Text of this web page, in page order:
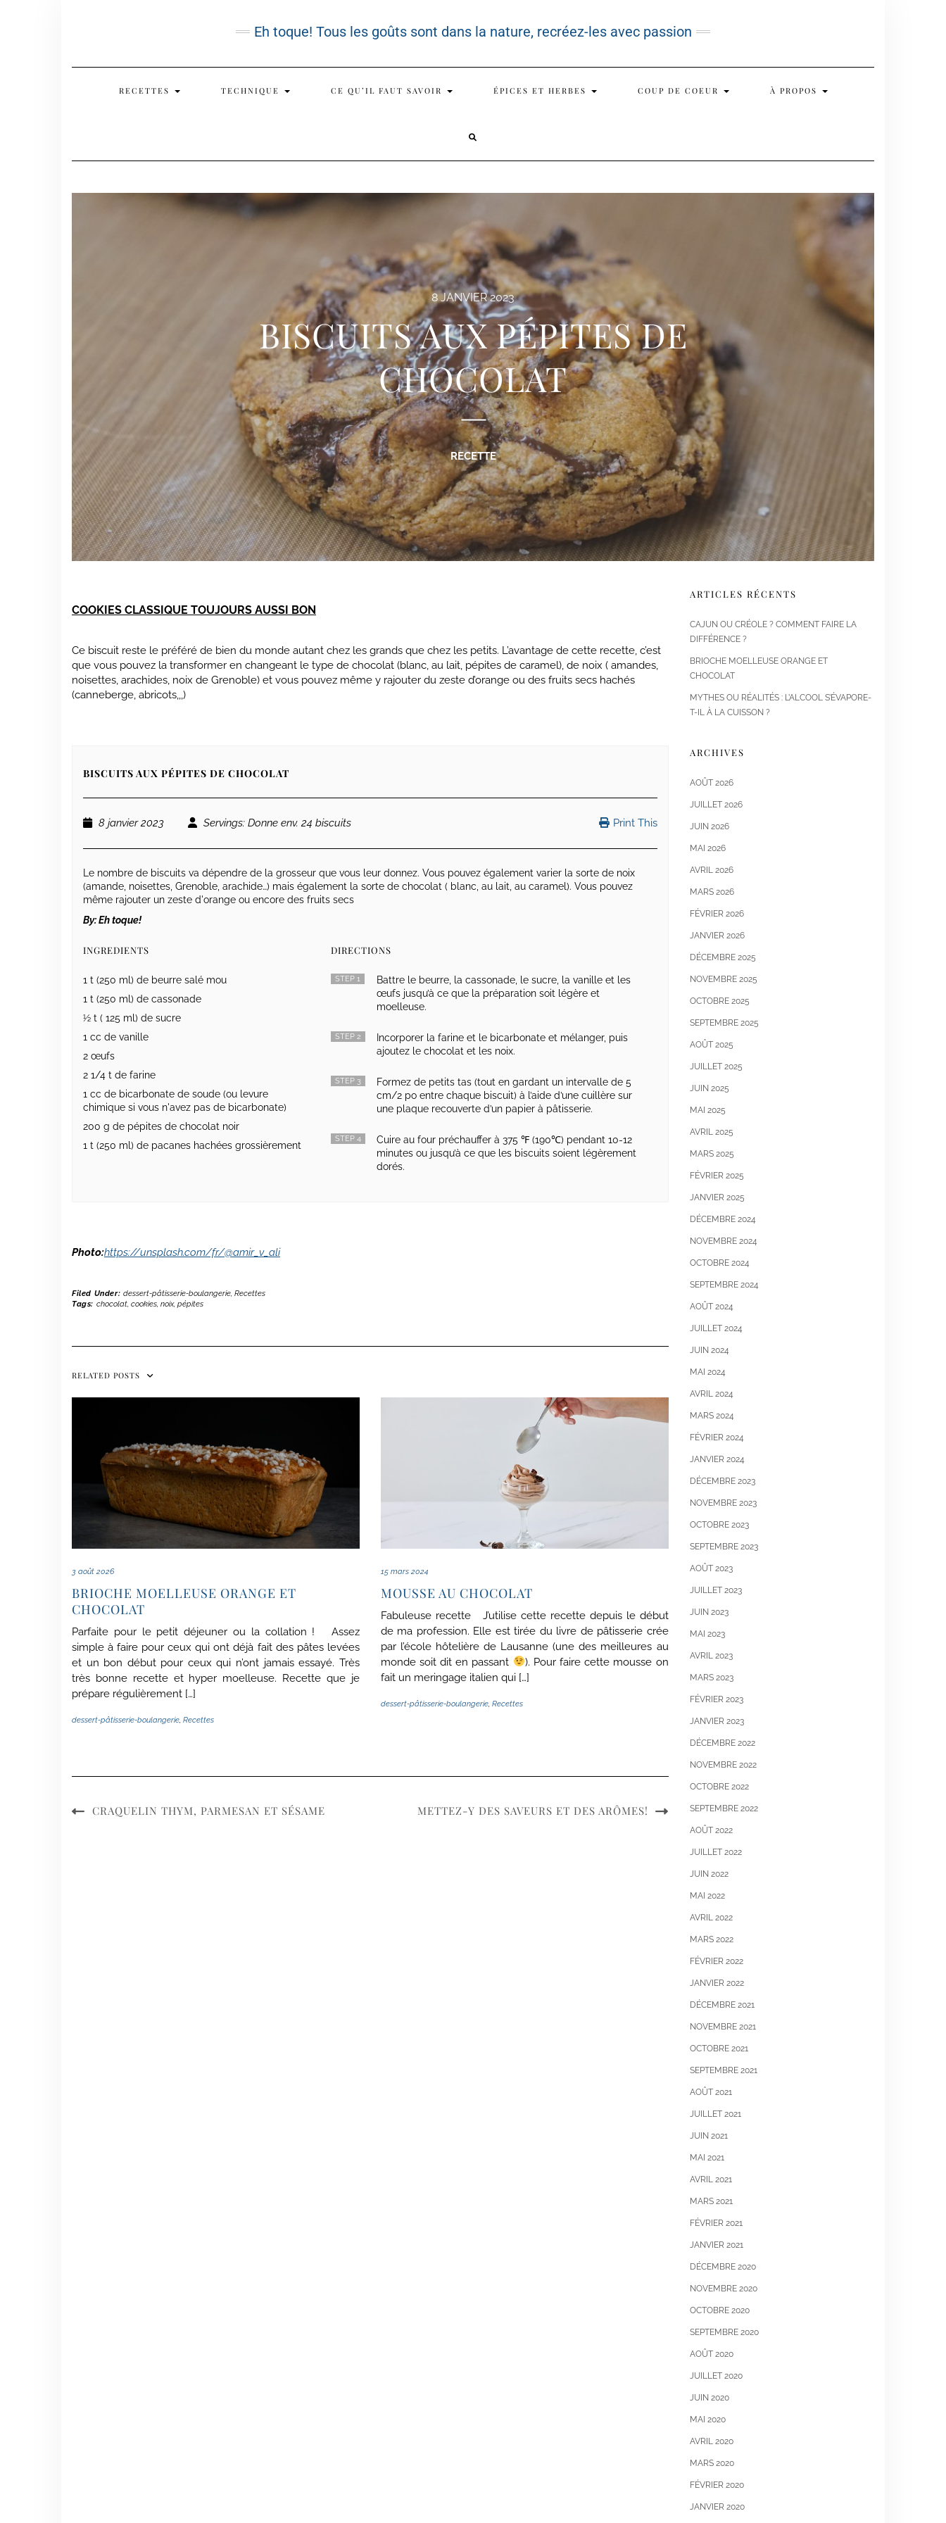
Eh toque! Tous les goûts sont dans la nature, recréez-les avec passion
RECETTES TECHNIQUE CE QU’IL FAUT SAVOIR ÉPICES ET HERBES COUP DE COEUR À PROPOS
8 JANVIER 2023
BISCUITS AUX PÉPITES DE
CHOCOLAT
RECETTE
COOKIES CLASSIQUE TOUJOURS AUSSI BON
Ce biscuit reste le préféré de bien du monde autant chez les grands que chez les petits. L’avantage de cette recette, c’est
que vous pouvez la transformer en changeant le type de chocolat (blanc, au lait, pépites de caramel), de noix ( amandes,
noisettes, arachides, noix de Grenoble) et vous pouvez même y rajouter du zeste d’orange ou des fruits secs hachés
(canneberge, abricots,,,)
BISCUITS AUX PÉPITES DE CHOCOLAT
8 janvier 2023 Servings: Donne env. 24 biscuits Print This
Le nombre de biscuits va dépendre de la grosseur que vous leur donnez. Vous pouvez également varier la sorte de noix
(amande, noisettes, Grenoble, arachide…) mais également la sorte de chocolat ( blanc, au lait, au caramel). Vous pouvez
même rajouter un zeste d'orange ou encore des fruits secs
By:Eh toque!
INGREDIENTS
1 t (250 ml) de beurre salé mou
1 t (250 ml) de cassonade
½ t ( 125 ml) de sucre
1 cc de vanille
2 œufs
2 1/4 t de farine
1 cc de bicarbonate de soude (ou levure
chimique si vous n'avez pas de bicarbonate)
200 g de pépites de chocolat noir
1 t (250 ml) de pacanes hachées grossièrement
DIRECTIONS
STEP 1
Battre le beurre, la cassonade, le sucre, la vanille et les
œufs jusqu’à ce que la préparation soit légère et
moelleuse.
STEP 2
Incorporer la farine et le bicarbonate et mélanger, puis
ajoutez le chocolat et les noix.
STEP 3
Formez de petits tas (tout en gardant un intervalle de 5
cm/2 po entre chaque biscuit) à l’aide d’une cuillère sur
une plaque recouverte d’un papier à pâtisserie.
STEP 4
Cuire au four préchauffer à 375 ℉ (190℃) pendant 10-12
minutes ou jusqu’à ce que les biscuits soient légèrement
dorés.
Photo:https://unsplash.com/fr/@amir_v_ali
Filed Under: dessert-pâtisserie-boulangerie, Recettes
Tags: chocolat, cookies, noix, pépites
RELATED POSTS
3 août 2026
BRIOCHE MOELLEUSE ORANGE ET
CHOCOLAT
Parfaite pour le petit déjeuner ou la collation ! Assez
simple à faire pour ceux qui ont déjà fait des pâtes levées
et un bon début pour ceux qui n’ont jamais essayé. Très
très bonne recette et hyper moelleuse. Recette que je
prépare régulièrement […]
dessert-pâtisserie-boulangerie, Recettes
15 mars 2024
MOUSSE AU CHOCOLAT
Fabuleuse recette J’utilise cette recette depuis le début
de ma profession. Elle est tirée du livre de pâtisserie crée
par l’école hôtelière de Lausanne (une des meilleures au
monde soit dit en passant
). Pour faire cette mousse on
fait un meringage italien qui […]
dessert-pâtisserie-boulangerie, Recettes
CRAQUELIN THYM, PARMESAN ET SÉSAME METTEZ-Y DES SAVEURS ET DES ARÔMES!
ARTICLES RÉCENTS
CAJUN OU CRÉOLE ? COMMENT FAIRE LA
DIFFÉRENCE ?
BRIOCHE MOELLEUSE ORANGE ET
CHOCOLAT
MYTHES OU RÉALITÉS : L’ALCOOL S’ÉVAPORE-
T-IL À LA CUISSON ?
ARCHIVES
AOÛT 2026
JUILLET 2026
JUIN 2026
MAI 2026
AVRIL 2026
MARS 2026
FÉVRIER 2026
JANVIER 2026
DÉCEMBRE 2025
NOVEMBRE 2025
OCTOBRE 2025
SEPTEMBRE 2025
AOÛT 2025
JUILLET 2025
JUIN 2025
MAI 2025
AVRIL 2025
MARS 2025
FÉVRIER 2025
JANVIER 2025
DÉCEMBRE 2024
NOVEMBRE 2024
OCTOBRE 2024
SEPTEMBRE 2024
AOÛT 2024
JUILLET 2024
JUIN 2024
MAI 2024
AVRIL 2024
MARS 2024
FÉVRIER 2024
JANVIER 2024
DÉCEMBRE 2023
NOVEMBRE 2023
OCTOBRE 2023
SEPTEMBRE 2023
AOÛT 2023
JUILLET 2023
JUIN 2023
MAI 2023
AVRIL 2023
MARS 2023
FÉVRIER 2023
JANVIER 2023
DÉCEMBRE 2022
NOVEMBRE 2022
OCTOBRE 2022
SEPTEMBRE 2022
AOÛT 2022
JUILLET 2022
JUIN 2022
MAI 2022
AVRIL 2022
MARS 2022
FÉVRIER 2022
JANVIER 2022
DÉCEMBRE 2021
NOVEMBRE 2021
OCTOBRE 2021
SEPTEMBRE 2021
AOÛT 2021
JUILLET 2021
JUIN 2021
MAI 2021
AVRIL 2021
MARS 2021
FÉVRIER 2021
JANVIER 2021
DÉCEMBRE 2020
NOVEMBRE 2020
OCTOBRE 2020
SEPTEMBRE 2020
AOÛT 2020
JUILLET 2020
JUIN 2020
MAI 2020
AVRIL 2020
MARS 2020
FÉVRIER 2020
JANVIER 2020